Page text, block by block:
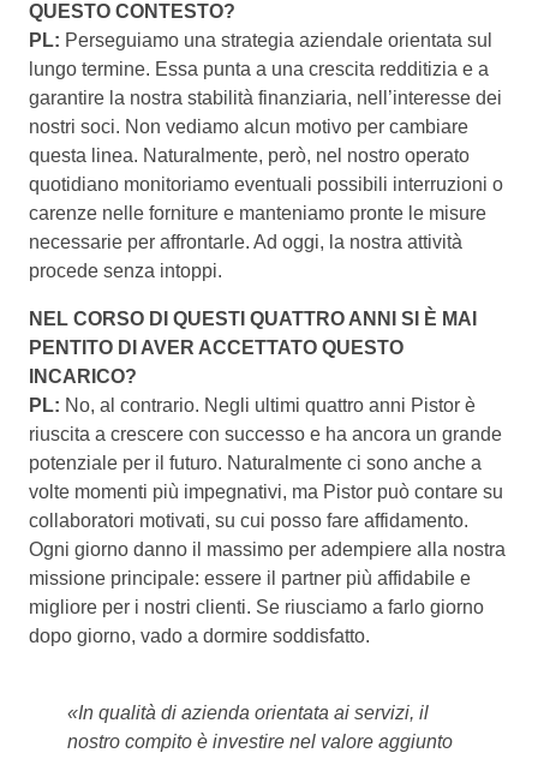
QUESTO CONTESTO?
PL: Perseguiamo una strategia aziendale orientata sul
lungo termine. Essa punta a una crescita redditizia e a
garantire la nostra stabilità finanziaria, nell’interesse dei
nostri soci. Non vediamo alcun motivo per cambiare
questa linea. Naturalmente, però, nel nostro operato
quotidiano monitoriamo eventuali possibili interruzioni o
carenze nelle forniture e manteniamo pronte le misure
necessarie per affrontarle. Ad oggi, la nostra attività
procede senza intoppi.
NEL CORSO DI QUESTI QUATTRO ANNI SI È MAI
PENTITO DI AVER ACCETTATO QUESTO
INCARICO?
PL: No, al contrario. Negli ultimi quattro anni Pistor è
riuscita a crescere con successo e ha ancora un grande
potenziale per il futuro. Naturalmente ci sono anche a
volte momenti più impegnativi, ma Pistor può contare su
collaboratori motivati, su cui posso fare affidamento.
Ogni giorno danno il massimo per adempiere alla nostra
missione principale: essere il partner più affidabile e
migliore per i nostri clienti. Se riusciamo a farlo giorno
dopo giorno, vado a dormire soddisfatto.
«In qualità di azienda orientata ai servizi, il
nostro compito è investire nel valore aggiunto